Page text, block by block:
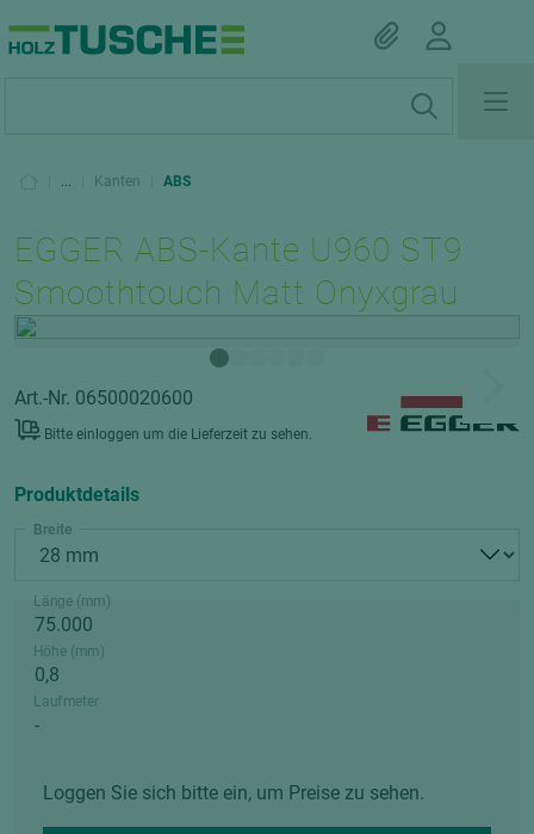
... Kanten ABS
EGGER ABS-Kante U960 ST9
Smoothtouch Matt Onyxgrau
Art.-Nr. 06500020600
Bitte einloggen um die Lieferzeit zu sehen.
Produktdetails
Breite
Länge (mm)
Höhe (mm)
Laufmeter
Loggen Sie sich bitte ein, um Preise zu sehen.